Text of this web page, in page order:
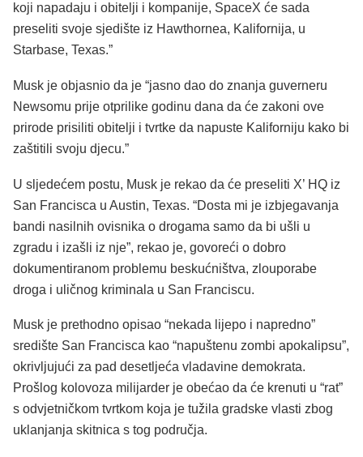
koji napadaju i obitelji i kompanije, SpaceX će sada
preseliti svoje sjedište iz Hawthornea, Kalifornija, u
Starbase, Texas.”
Musk je objasnio da je “jasno dao do znanja guverneru
Newsomu prije otprilike godinu dana da će zakoni ove
prirode prisiliti obitelji i tvrtke da napuste Kaliforniju kako bi
zaštitili svoju djecu.”
U sljedećem postu, Musk je rekao da će preseliti X’ HQ iz
San Francisca u Austin, Texas. “Dosta mi je izbjegavanja
bandi nasilnih ovisnika o drogama samo da bi ušli u
zgradu i izašli iz nje”, rekao je, govoreći o dobro
dokumentiranom problemu beskućništva, zlouporabe
droga i uličnog kriminala u San Franciscu.
Musk je prethodno opisao “nekada lijepo i napredno”
središte San Francisca kao “napuštenu zombi apokalipsu”,
okrivljujući za pad desetljeća vladavine demokrata.
Prošlog kolovoza milijarder je obećao da će krenuti u “rat”
s odvjetničkom tvrtkom koja je tužila gradske vlasti zbog
uklanjanja skitnica s tog područja.